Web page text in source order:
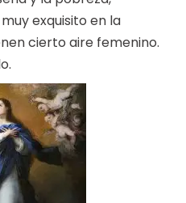
exquisito en la
cierto aire femenino.